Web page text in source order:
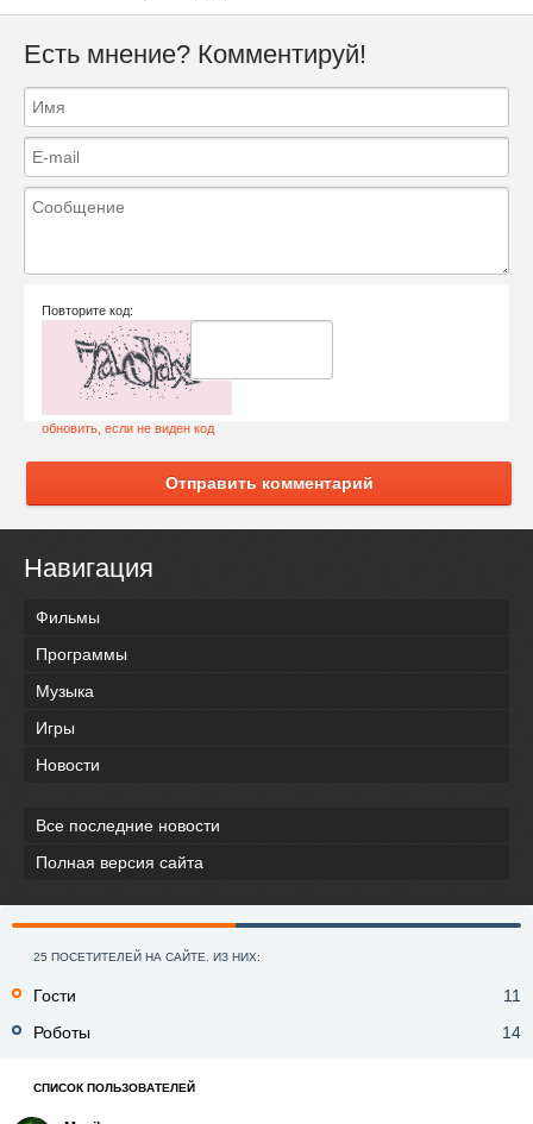
Есть мнение? Комментируй!
Повторите код:
обновить, если не виден код
Отправить комментарий
Навигация
Фильмы
Программы
Музыка
Игры
Новости
Все последние новости
Полная версия сайта
25 ПОСЕТИТЕЛЕЙ НА САЙТЕ. ИЗ НИХ:
Гости
11
Роботы
14
СПИСОК ПОЛЬЗОВАТЕЛЕЙ